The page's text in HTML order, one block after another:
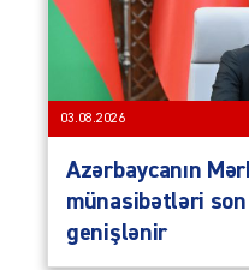
03.08.2026
Azərbaycanın
münasibətləri
genişlənir